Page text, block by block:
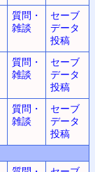
質問・
雑談
セーブ
データ
投稿
質問・
雑談
セーブ
データ
投稿
質問・
雑談
セーブ
データ
投稿